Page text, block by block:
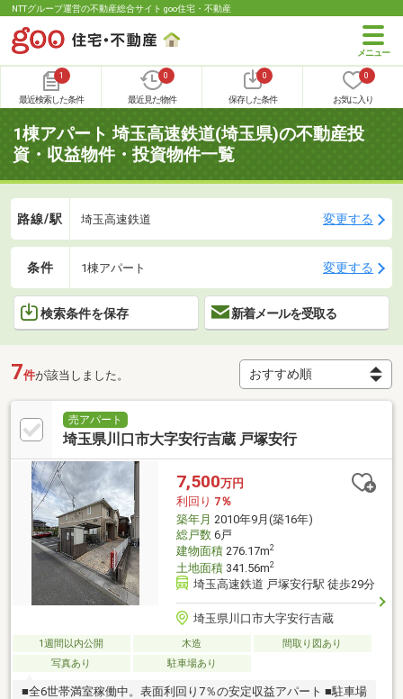
NTTグループ運営の不動産総合サイト goo住宅・不動産
1
最近検索した条件
0
最近見た物件
0
保存した条件
0
お気に入り
1棟アパート 埼玉高速鉄道(埼玉県)の不動産投
資・収益物件・投資物件一覧
路線/駅 埼玉高速鉄道 変更する
条件 1棟アパート 変更する
検索条件を保存 新着メールを受取る
7件が該当しました。
売アパート
埼玉県川口市大字安行吉蔵 戸塚安行
7,500万円
利回り 7％
築年月 2010年9月(築16年)
総戸数6戸
建物面積276.17m2
土地面積341.56m2
埼玉高速鉄道 戸塚安行駅 徒歩29分
埼玉県川口市大字安行吉蔵
1週間以内公開 木造
間取り図あり
写真あり
駐車場あり
■全6世帯満室稼働中。表面利回り7％の安定収益アパート ■駐車場